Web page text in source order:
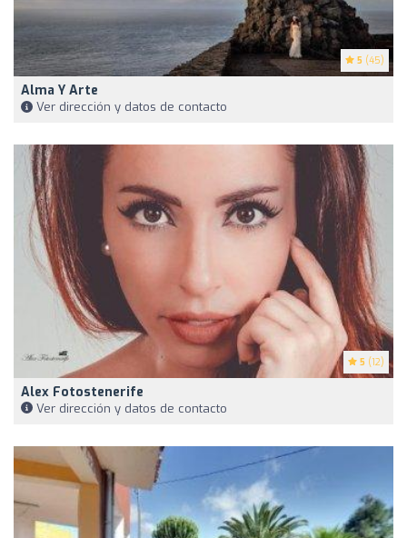
5 (45)
Alma Y Arte
Ver dirección y datos de contacto
5 (12)
Alex Fotostenerife
Ver dirección y datos de contacto